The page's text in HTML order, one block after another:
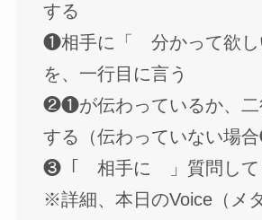
する
❶相手に「 分かって欲し
を、一行目に言う
❷❶が伝わっているか、二
する（伝わっていない場
❸「 相手に 」質問して
※詳細、本日のVoice（メ